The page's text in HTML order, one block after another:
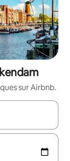
sur Airbnb.
les en utilisant